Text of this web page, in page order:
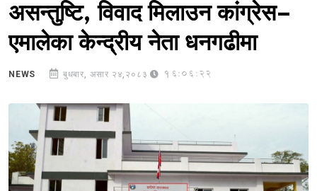
असन्तुष्टि, विवाद मिलाउन कांग्रेस–
एमालेका केन्द्रीय नेता धनगढीमा
NEWS बुधबार, असार २४,२०८३ 16:06:22